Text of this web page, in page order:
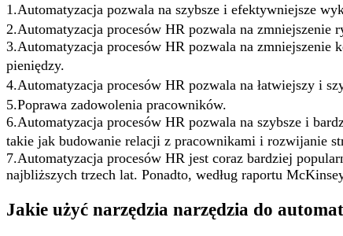
1.Automatyzacja pozwala na szybsze i efektywniejsze
2.Automatyzacja procesów HR pozwala na
3.Automatyzacja procesów HR pozwala na zmniejszenie
pieniędzy.
4.Automatyzacja procesów HR pozwala na łatwiejszy i
5.Poprawa zadowolenia pracowników.
6.Automatyzacja procesów HR pozwala na szybsze i
takie jak budowanie relacji z pracownikami i rozwijanie
7.Automatyzacja procesów HR jest coraz bardziej
najbliższych trzech lat. Ponadto, według raportu
Jakie użyć narzędzia narzędzia do